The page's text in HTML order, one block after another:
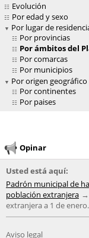
Evolución
Por edad y sexo
Por lugar de
Por provincias
Por ámbitos del
Por comarcas
Por municipios
Por origen geográfico
Por continentes
Por paises
Opinar
Usted está aquí:
Padrón municipal de
población extranjera
extranjera a 1 de
Aviso legal